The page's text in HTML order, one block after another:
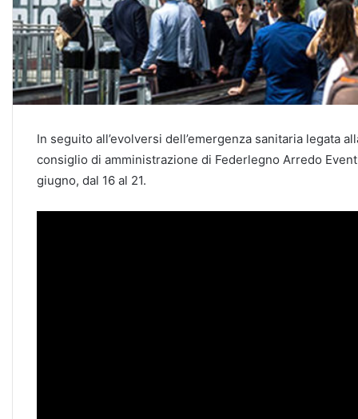
In seguito all’evolversi dell’emergenza sanitaria legata
consiglio di amministrazione di Federlegno Arredo
giugno, dal 16 al 21.